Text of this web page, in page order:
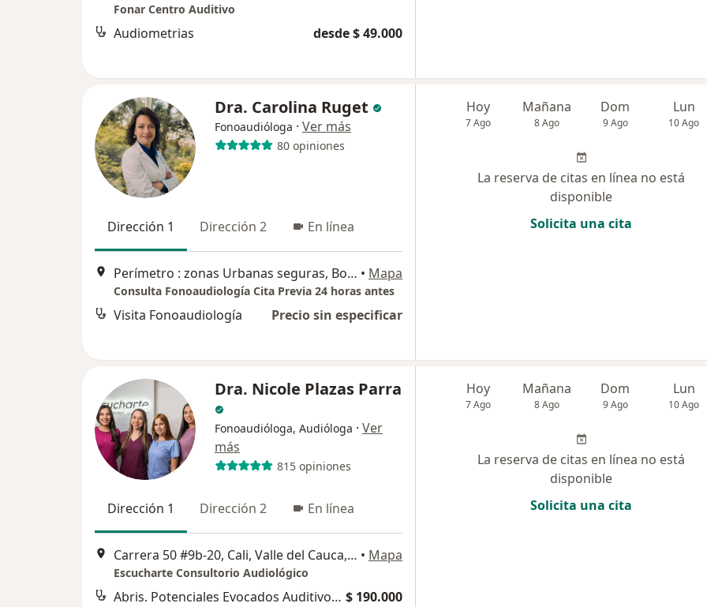
Fonar Centro Auditivo
Audiometrias desde $ 49.000
Dra. Carolina Ruget
Fonoaudióloga · Ver más
80 opiniones
Dirección 1 Dirección 2 En línea
Perímetro : zonas Urbanas seguras, Bogotá • Mapa
Consulta Fonoaudiología Cita Previa 24 horas antes
Visita Fonoaudiología Precio sin especificar
Hoy
7 Ago
Mañana
8 Ago
Dom
9 Ago
Lun
10 Ago
La reserva de citas en línea no está
disponible
Solicita una cita
Dra. Nicole Plazas Parra
Fonoaudióloga, Audióloga · Ver
más
815 opiniones
Dirección 1 Dirección 2 En línea
Carrera 50 #9b-20, Cali, Valle del Cauca, Colombia, Cali • Mapa
Escucharte Consultorio Audiológico
Abris. Potenciales Evocados Auditivos de Tamizaje $ 190.000
Hoy
7 Ago
Mañana
8 Ago
Dom
9 Ago
Lun
10 Ago
La reserva de citas en línea no está
disponible
Solicita una cita